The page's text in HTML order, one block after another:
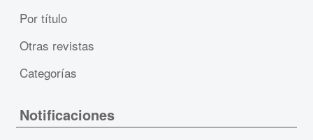
Por título
Otras revistas
Categorías
Notificaciones